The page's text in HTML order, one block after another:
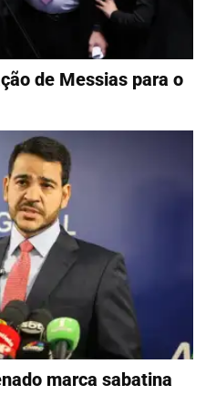
de Messias para o
marca sabatina